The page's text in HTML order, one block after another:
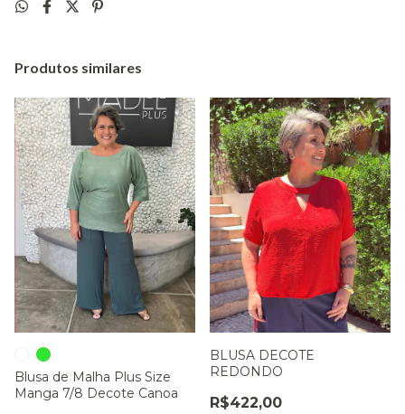
Produtos similares
Blusa de Malha Plus Size
Manga 7/8 Decote Canoa
BLUSA DECOTE
REDONDO
R$422,00